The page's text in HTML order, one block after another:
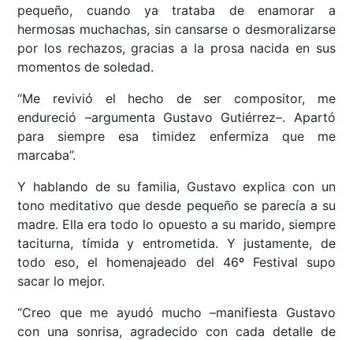
pequeño, cuando ya trataba de enamorar a
hermosas muchachas, sin cansarse o desmoralizarse
por los rechazos, gracias a la prosa nacida en sus
momentos de soledad.
“Me revivió el hecho de ser compositor, me
endureció –argumenta Gustavo Gutiérrez–. Apartó
para siempre esa timidez enfermiza que me
marcaba”.
Y hablando de su familia, Gustavo explica con un
tono meditativo que desde pequeño se parecía a su
madre. Ella era todo lo opuesto a su marido, siempre
taciturna, tímida y entrometida. Y justamente, de
todo eso, el homenajeado del 46º Festival supo
sacar lo mejor.
“Creo que me ayudó mucho –manifiesta Gustavo
con una sonrisa, agradecido con cada detalle de